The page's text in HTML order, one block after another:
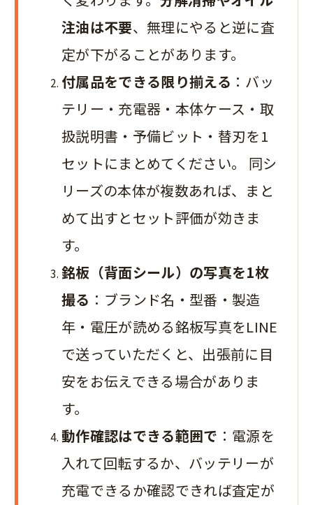
注油は不要、無理にやると逆に査
定が下がることがあります。
付属品をできる限り揃える ：バッ
テリー・充電器・本体ケース・取
扱説明書・予備ビット・替刃を1
セットにまとめてください。 同シ
リーズの本体が複数あれば、まと
めて出すとセット評価が効きま
す。
銘板（背面シール）の写真を1枚
撮る ：ブランド名・型番・製造
年・電圧が読める銘板写真をLINE
で送っていただくと、出張前に目
安をお伝えできる場合がありま
す。
動作確認はできる範囲で ：電源を
入れて回転するか、バッテリーが
充電できるか確認できれば査定が